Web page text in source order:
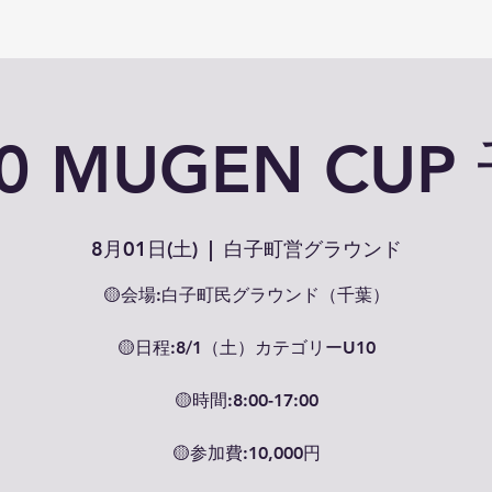
MUGEN CUP
8月01日(土)
  |
白子町営グラウンド
🟡会場:白子町民グラウンド（千葉）
🟡日程:8/1（土）カテゴリーU10
🟡時間:8:00-17:00
🟡参加費:10,000円